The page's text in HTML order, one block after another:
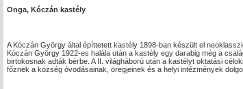
Onga, Kóczán kastély
A Kóczán György által építtetett kastély 1898-ban készült el
Kóczán György 1922-es halála után a kastély egy darabig még a
birtokosnak adták bérbe. A II. világháború után a kastélyt oktatási
főznek a község óvodásainak, öregjeinek és a helyi intézmények